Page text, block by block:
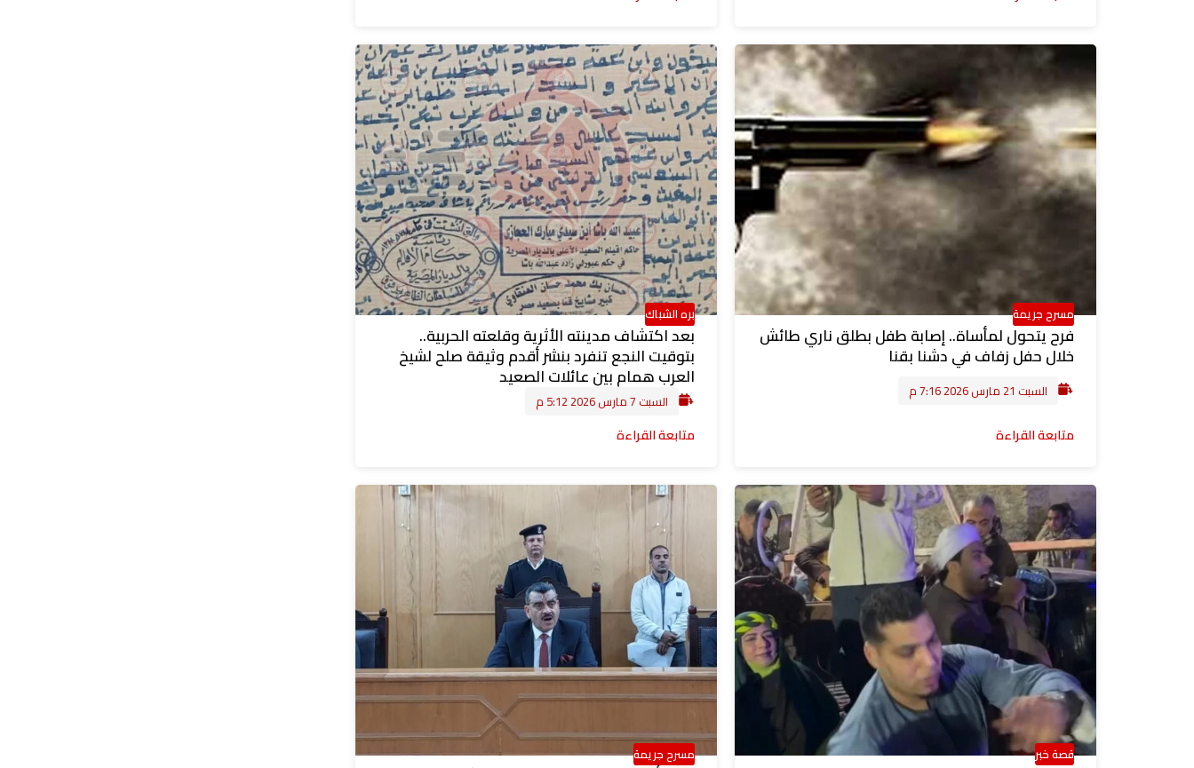
مسرح جريمة
فرح يتحول لمأساة.. إصابة طفل بطلق ناري طائش
خلال حفل زفاف في دشنا بقنا
السبت 21 مارس 2026 7:16 م
متابعة القراءة
بره الشباك
بعد اكتشاف مدينته الأثرية وقلعته الحربية..
بتوقيت النجع تنفرد بنشر أقدم وثيقة صلح لشيخ
العرب همام بين عائلات الصعيد
السبت 7 مارس 2026 5:12 م
متابعة القراءة
قصة خبر مسرح جريمة